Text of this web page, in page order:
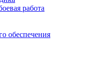
работа
обеспечения